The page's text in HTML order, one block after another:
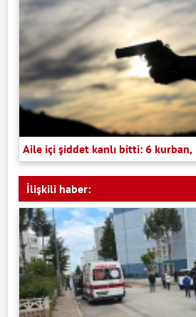
Aile içi şiddet kanlı bitti: 6
İlişkili haber: